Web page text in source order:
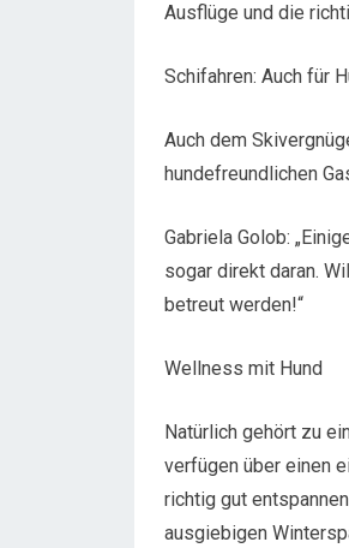
Ausflüge und die
Schifahren: Auch für
Auch dem
hundefreundlichen
Gabriela Golob:
sogar direkt daran.
betreut werden!“
Wellness mit Hund
Natürlich gehört zu
verfügen über einen
richtig gut
ausgiebigen